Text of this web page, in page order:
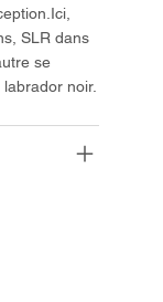
SLR dans
se
noir.